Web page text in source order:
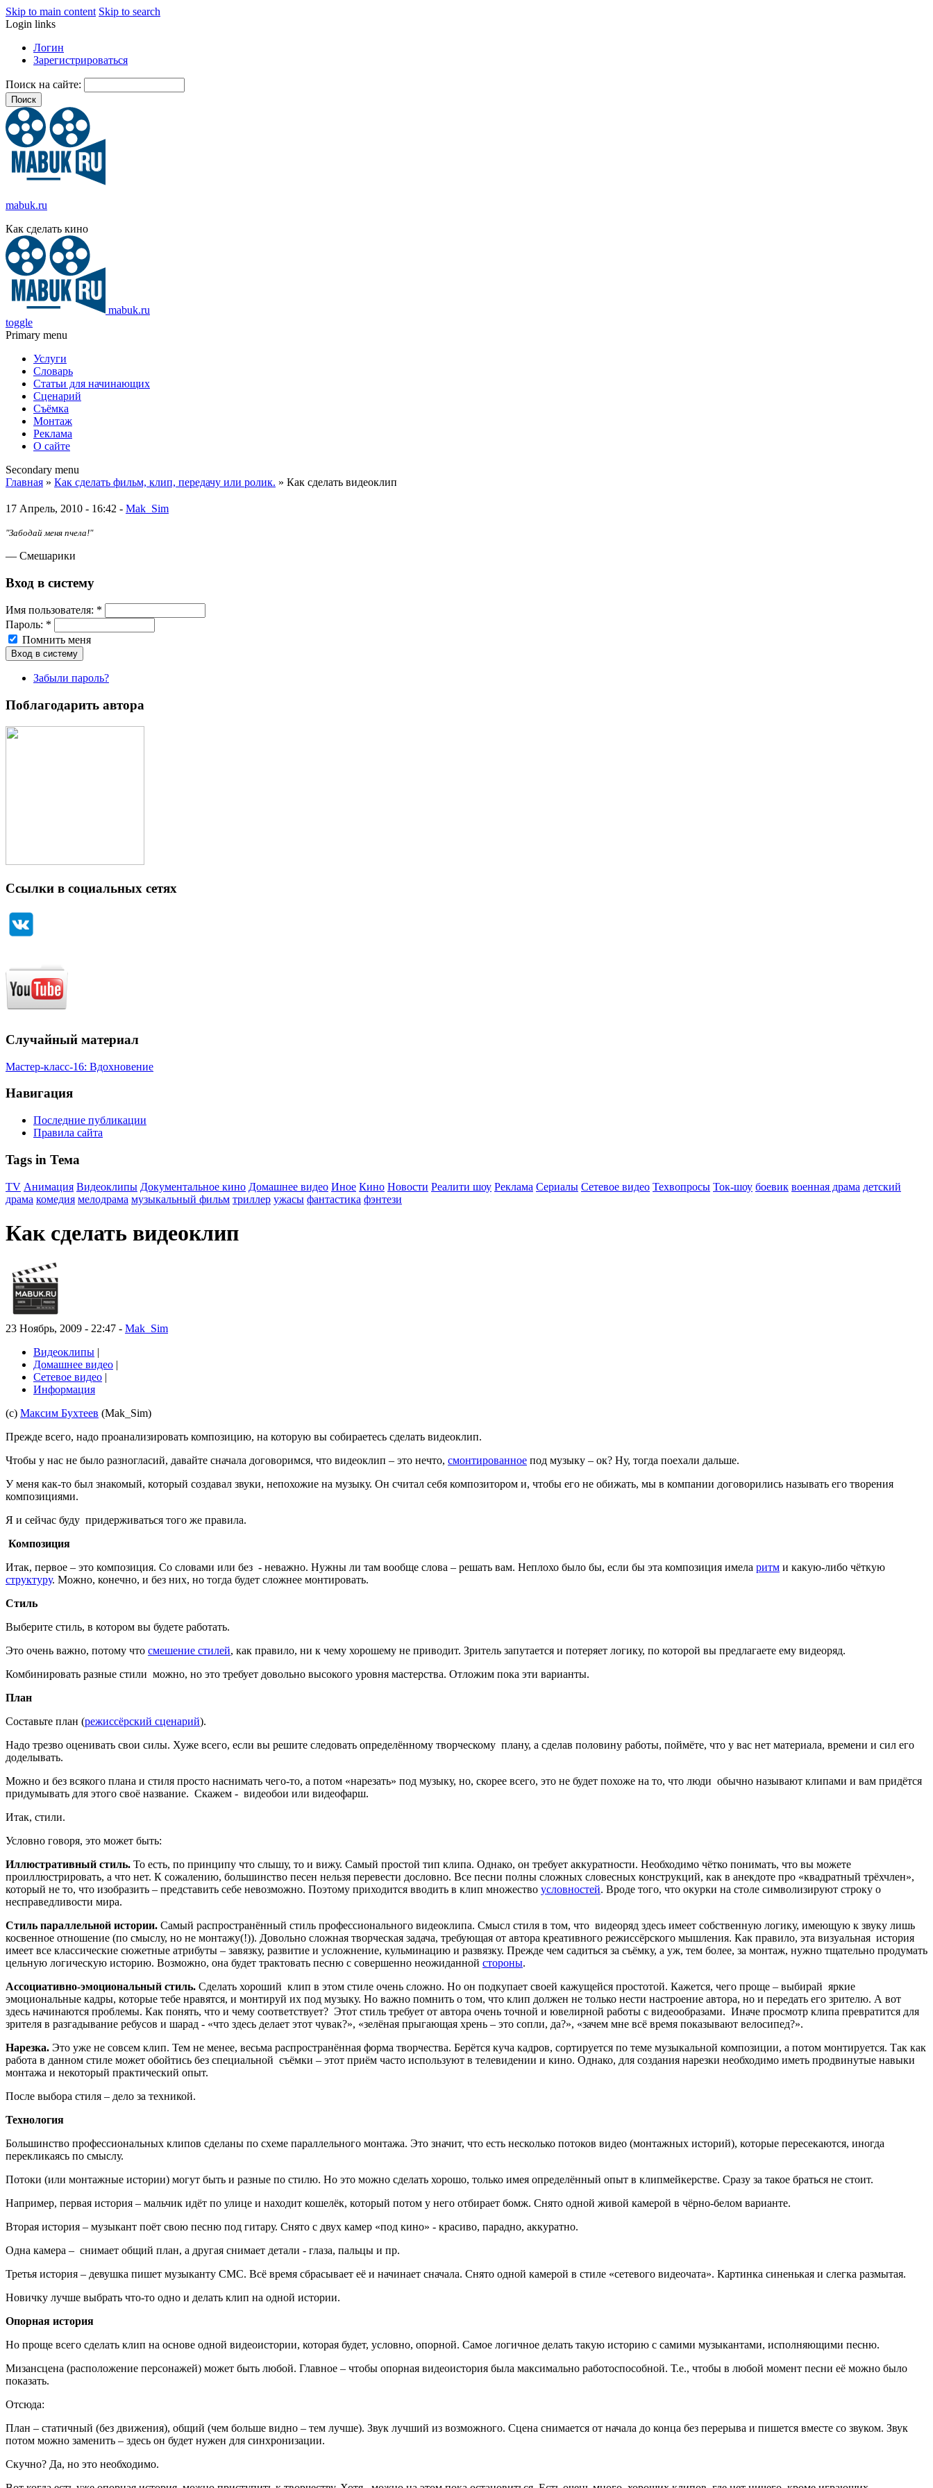
Skip to main content Skip to search
Login links
Логин
Зарегистрироваться
Поиск на сайте:
mabuk.ru
Как сделать кино
mabuk.ru
toggle
Primary menu
Услуги
Словарь
Статьи для начинающих
Сценарий
Съёмка
Монтаж
Реклама
О сайте
Secondary menu
Главная » Как сделать фильм, клип, передачу или ролик. » Как сделать видеоклип
17 Апрель, 2010 - 16:42 - Mak_Sim
"Забодай меня пчела!"
— Смешарики
Вход в систему
Имя пoльзовaтeля: *
Пароль: *
Помнить меня
Забыли пароль?
Поблагодарить автора
Ссылки в социальных сетях
Случайный материал
Мастер-класс-16: Вдохновение
Навигация
Последние публикации
Правила сайта
Tags in Тема
TV Анимация Видеоклипы Документальное кино Домашнее видео Иное Кино Новости Реалити шоу Реклама Сериалы Сетевое видео Техвопросы Ток-шоу боевик военная драма детский
драма комедия мелодрама музыкальный фильм триллер ужасы фантастика фэнтези
Как сделать видеоклип
23 Ноябрь, 2009 - 22:47 - Mak_Sim
Видеоклипы |
Домашнее видео |
Сетевое видео |
Информация
(с) Максим Бухтеев (Mak_Sim)
Прежде всего, надо проанализировать композицию, на которую вы собираетесь сделать видеоклип.
Чтобы у нас не было разногласий, давайте сначала договоримся, что видеоклип – это нечто, смонтированное под музыку – ок? Ну, тогда поехали дальше.
У меня как-то был знакомый, который создавал звуки, непохожие на музыку. Он считал себя композитором и, чтобы его не обижать, мы в компании договорились называть его творения
композициями.
Я и сейчас буду придерживаться того же правила.
Композиция
Итак, первое – это композиция. Со словами или без - неважно. Нужны ли там вообще слова – решать вам. Неплохо было бы, если бы эта композиция имела ритм и какую-либо чёткую
структуру. Можно, конечно, и без них, но тогда будет сложнее монтировать.
Стиль
Выберите стиль, в котором вы будете работать.
Это очень важно, потому что смешение стилей, как правило, ни к чему хорошему не приводит. Зритель запутается и потеряет логику, по которой вы предлагаете ему видеоряд.
Комбинировать разные стили можно, но это требует довольно высокого уровня мастерства. Отложим пока эти варианты.
План
Составьте план (режиссёрский сценарий).
Надо трезво оценивать свои силы. Хуже всего, если вы решите следовать определённому творческому плану, а сделав половину работы, поймёте, что у вас нет материала, времени и сил его
доделывать.
Можно и без всякого плана и стиля просто наснимать чего-то, а потом «нарезать» под музыку, но, скорее всего, это не будет похоже на то, что люди обычно называют клипами и вам придётся
придумывать для этого своё название. Скажем - видеобои или видеофарш.
Итак, стили.
Условно говоря, это может быть:
Иллюстративный стиль. То есть, по принципу что слышу, то и вижу. Самый простой тип клипа. Однако, он требует аккуратности. Необходимо чётко понимать, что вы можете
проиллюстрировать, а что нет. К сожалению, большинство песен нельзя перевести дословно. Все песни полны сложных словесных конструкций, как в анекдоте про «квадратный трёхчлен»,
который не то, что изобразить – представить себе невозможно. Поэтому приходится вводить в клип множество условностей. Вроде того, что окурки на столе символизируют строку о
несправедливости мира.
Стиль параллельной истории. Самый распространённый стиль профессионального видеоклипа. Смысл стиля в том, что видеоряд здесь имеет собственную логику, имеющую к звуку лишь
косвенное отношение (по смыслу, но не монтажу(!)). Довольно сложная творческая задача, требующая от автора креативного режиссёрского мышления. Как правило, эта визуальная история
имеет все классические сюжетные атрибуты – завязку, развитие и усложнение, кульминацию и развязку. Прежде чем садиться за съёмку, а уж, тем более, за монтаж, нужно тщательно продумать
цельную логическую историю. Возможно, она будет трактовать песню с совершенно неожиданной стороны.
Ассоциативно-эмоциональный стиль. Сделать хороший клип в этом стиле очень сложно. Но он подкупает своей кажущейся простотой. Кажется, чего проще – выбирай яркие
эмоциональные кадры, которые тебе нравятся, и монтируй их под музыку. Но важно помнить о том, что клип должен не только нести настроение автора, но и передать его зрителю. А вот
здесь начинаются проблемы. Как понять, что и чему соответствует? Этот стиль требует от автора очень точной и ювелирной работы с видеообразами. Иначе просмотр клипа превратится для
зрителя в разгадывание ребусов и шарад - «что здесь делает этот чувак?», «зелёная прыгающая хрень – это сопли, да?», «зачем мне всё время показывают велосипед?».
Нарезка. Это уже не совсем клип. Тем не менее, весьма распространённая форма творчества. Берётся куча кадров, сортируется по теме музыкальной композиции, а потом монтируется. Так как
работа в данном стиле может обойтись без специальной съёмки – этот приём часто используют в телевидении и кино. Однако, для создания нарезки необходимо иметь продвинутые навыки
монтажа и некоторый практический опыт.
После выбора стиля – дело за техникой.
Технология
Большинство профессиональных клипов сделаны по схеме параллельного монтажа. Это значит, что есть несколько потоков видео (монтажных историй), которые пересекаются, иногда
перекликаясь по смыслу.
Потоки (или монтажные истории) могут быть и разные по стилю. Но это можно сделать хорошо, только имея определённый опыт в клипмейкерстве. Сразу за такое браться не стоит.
Например, первая история – мальчик идёт по улице и находит кошелёк, который потом у него отбирает бомж. Снято одной живой камерой в чёрно-белом варианте.
Вторая история – музыкант поёт свою песню под гитару. Снято с двух камер «под кино» - красиво, парадно, аккуратно.
Одна камера – снимает общий план, а другая снимает детали - глаза, пальцы и пр.
Третья история – девушка пишет музыканту СМС. Всё время сбрасывает её и начинает сначала. Снято одной камерой в стиле «сетевого видеочата». Картинка синенькая и слегка размытая.
Новичку лучше выбрать что-то одно и делать клип на одной истории.
Опорная история
Но проще всего сделать клип на основе одной видеоистории, которая будет, условно, опорной. Самое логичное делать такую историю с самими музыкантами, исполняющими песню.
Мизансцена (расположение персонажей) может быть любой. Главное – чтобы опорная видеоистория была максимально работоспособной. Т.е., чтобы в любой момент песни её можно было
показать.
Отсюда:
План – статичный (без движения), общий (чем больше видно – тем лучше). Звук лучший из возможного. Сцена снимается от начала до конца без перерыва и пишется вместе со звуком. Звук
потом можно заменить – здесь он будет нужен для синхронизации.
Скучно? Да, но это необходимо.